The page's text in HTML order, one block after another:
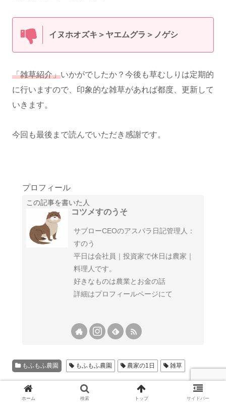
イヌホオズキ＞ヤエムグラ＞ノゲシ
「雑草紹介」いかがでしたか？今後も草むしりは定期的
に行いますので、印象的な雑草があれば都度、更新して
いきます。
今回も最後まで読んでいただき感謝です。
プロフィール
この記事を書いた人
コツメすのうそ
サブローCEOのアスパラ日記管理人：
すのう
平日は会社員｜投資家で休日は農家｜
料理人です。
好きなものは農業とお金の話
詳細はプロフィールページにて
もふもふ農園 もふもふ農園 農家の1日 雑草
ホーム 検索 トップ サイドバー